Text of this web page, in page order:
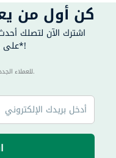
كن أول من
اشترك الآن لتصلك
علىمباشرةً*!
40 للعملاء الجدد فقط. تطبق الشروط والأحكام.